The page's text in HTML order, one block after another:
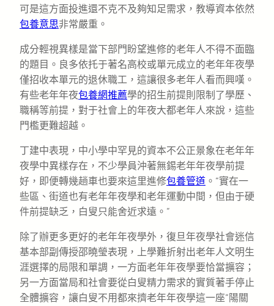
可是這方面投進還不克不及夠知足需求，教導資本依然
包養意思非常嚴重。
成分輕視異樣是當下部門盼望進修的老年人不得不面臨
的題目。良多依托于著名高校或單元成立的老年年夜學
僅招收本單元的退休職工，這讓很多老年人看而興嘆。
有些老年年夜包養網推薦學的招生前提則限制了學歷、
職稱等前提，對于社會上的年夜大都老年人來說，這些
門檻更難超越。
丁建中表現，中小學中罕見的資本不公正景象在老年年
夜學中異樣存在，不少學員沖著無錫老年年夜學前提
好，即便轉幾趟車也要來這里進修包養管道 。“實在一
些區、街道也有老年年夜學和老年運動中間，但由于硬
件前提缺乏，白叟只能舍近求遠。”
除了辦更多更好的老年年夜學外，復旦年夜學社會迷信
基本部副傳授邵曉瑩表現，上學難折射出老年人文明生
涯選擇的局限和單調，一方面老年年夜學要恰當擴容；
另一方面當局和社會要從白叟精力需求的實質著手停止
全體擴容，讓白叟不用都來擠老年年夜學這一座“陽關